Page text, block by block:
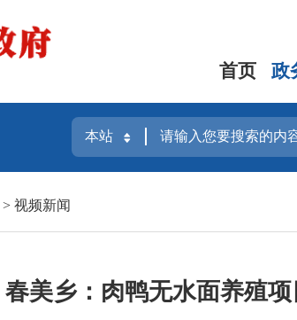
首页 政
> 视频新闻
春美乡：肉鸭无水面养殖